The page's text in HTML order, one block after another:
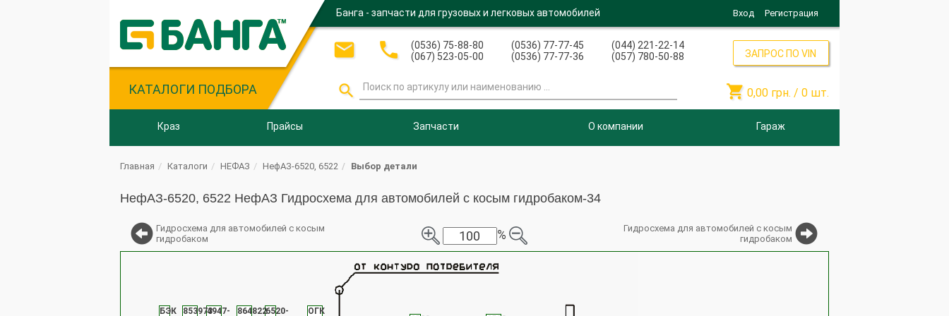
КАТАЛОГИ ПОДБОРА
Банга - запчасти для грузовых и легковых автомобилей Вход Регистрация
 
(0536) 75-88-80
(067) 523-05-00
(0536) 77-77-45
(0536) 77-77-36
(044) 221-22-14
(057) 780-50-88

ЗАПРОС ПО VIN
 0,00 грн. / 0 шт.
Краз Прайсы Запчасти О компании Гараж
Главная Каталоги НЕФАЗ НефАЗ-6520, 6522 Выбор детали
НефАЗ-6520, 6522 НефАЗ Гидросхема для автомобилей с косым гидробаком-34
Гидросхема для автомобилей с косым
гидробаком
%
Гидросхема для автомобилей с косым
гидробаком
БЭК
6520-
4947-
853973 864822
ОГК